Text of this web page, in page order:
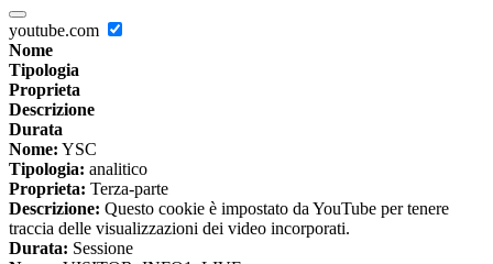
youtube.com
Nome
Tipologia
Proprieta
Descrizione
Durata
Nome: YSC
Tipologia: analitico
Proprieta: Terza-parte
Descrizione: Questo cookie è impostato da YouTube per tenere
traccia delle visualizzazioni dei video incorporati.
Durata: Sessione